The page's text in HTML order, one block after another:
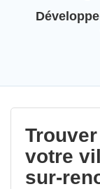
votre
sur-